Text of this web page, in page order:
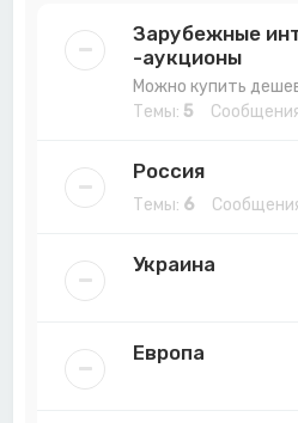
Зарубежные
-аукционы
Можно купить
Темы: 5
Россия
Темы: 6
Украина
Европа